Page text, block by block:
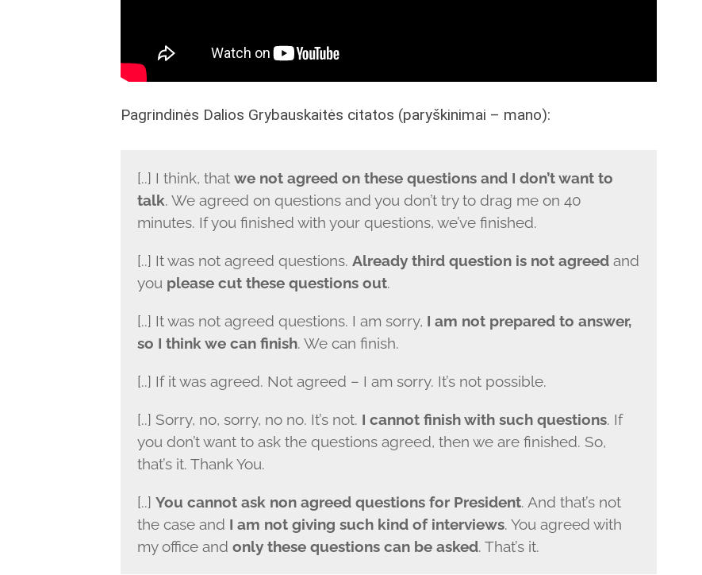
Pagrindinės Dalios Grybauskaitės citatos (paryškinimai – mano):
[..] I think, that we not agreed on these questions and I don’t want to
talk. We agreed on questions and you don’t try to drag me on 40
minutes. If you finished with your questions, we’ve finished.
[..] It was not agreed questions. Already third question is not agreedand
you please cut these questions out.
[..] It was not agreed questions. I am sorry, I am not prepared to answer,
so I think we can finish. We can finish.
[..] If it was agreed. Not agreed – I am sorry. It’s not possible.
[..] Sorry, no, sorry, no no. It’s not. I cannot finish with such questions. If
you don’t want to ask the questions agreed, then we are finished. So,
that’s it. Thank You.
[..] You cannot ask non agreed questions for President. And that’s not
the case and I am not giving such kind of interviews. You agreed with
my office and only these questions can be asked. That’s it.